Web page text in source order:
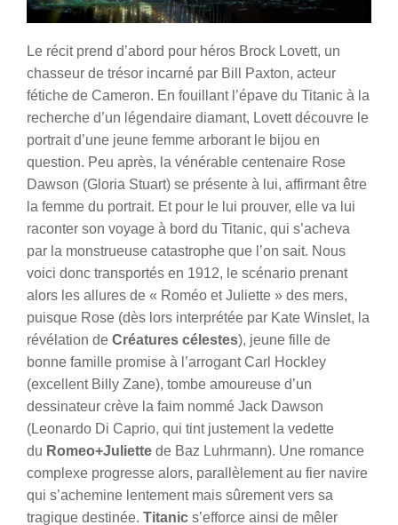
Le récit prend d’abord pour héros Brock Lovett, un
chasseur de trésor incarné par Bill Paxton, acteur
fétiche de Cameron. En fouillant l’épave du Titanic à la
recherche d’un légendaire diamant, Lovett découvre le
portrait d’une jeune femme arborant le bijou en
question. Peu après, la vénérable centenaire Rose
Dawson (Gloria Stuart) se présente à lui, affirmant être
la femme du portrait. Et pour le lui prouver, elle va lui
raconter son voyage à bord du Titanic, qui s’acheva
par la monstrueuse catastrophe que l’on sait. Nous
voici donc transportés en 1912, le scénario prenant
alors les allures de « Roméo et Juliette » des mers,
puisque Rose (dès lors interprétée par Kate Winslet, la
révélation de Créatures célestes), jeune fille de
bonne famille promise à l’arrogant Carl Hockley
(excellent Billy Zane), tombe amoureuse d’un
dessinateur crève la faim nommé Jack Dawson
(Leonardo Di Caprio, qui tint justement la vedette
du Romeo+Juliette de Baz Luhrmann). Une romance
complexe progresse alors, parallèlement au fier navire
qui s’achemine lentement mais sûrement vers sa
tragique destinée. Titanic s’efforce ainsi de mêler